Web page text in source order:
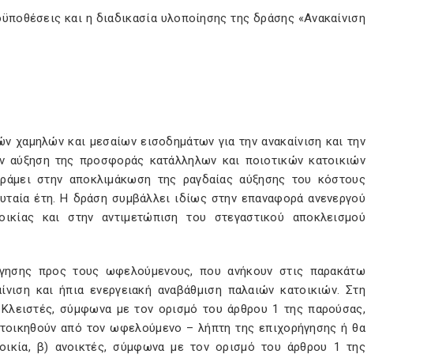
και η διαδικασία υλοποίησης της δράσης «Ανακαίνιση
χαμηλών και μεσαίων εισοδημάτων για την ανακαίνιση και την
αύξηση της προσφοράς κατάλληλων και ποιοτικών κατοικιών
στην αποκλιμάκωση της ραγδαίας αύξησης του κόστους
έτη. Η δράση συμβάλλει ιδίως στην επαναφορά ανενεργού
και στην αντιμετώπιση του στεγαστικού αποκλεισμού
προς τους ωφελούμενους, που ανήκουν στις παρακάτω
και ήπια ενεργειακή αναβάθμιση παλαιών κατοικιών. Στη
σύμφωνα με τον ορισμό του άρθρου 1 της παρούσας,
από τον ωφελούμενο – λήπτη της επιχορήγησης ή θα
β) ανοικτές, σύμφωνα με τον ορισμό του άρθρου 1 της